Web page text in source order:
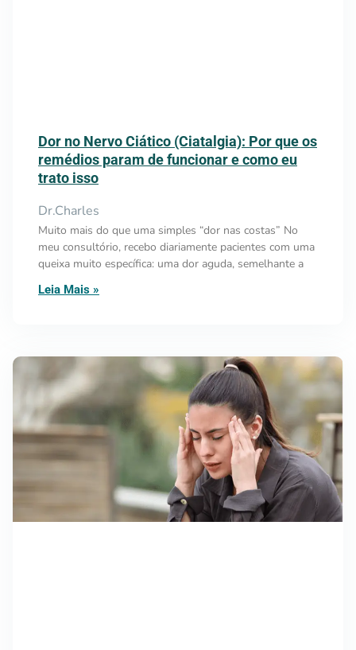
Dor no Nervo Ciático (Ciatalgia): Por que os
remédios param de funcionar e como eu
trato isso
Dr.Charles
Muito mais do que uma simples “dor nas costas” No
meu consultório, recebo diariamente pacientes com uma
queixa muito específica: uma dor aguda, semelhante a
Leia Mais »